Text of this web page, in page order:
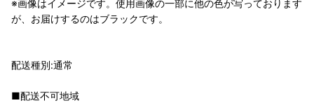
※画像はイメージです。使用画像の一部に他の色が写っております
が、お届けするのはブラックです。
配送種別:通常
■配送不可地域